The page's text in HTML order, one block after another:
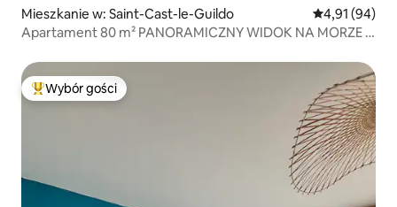
Mieszkanie w: Saint-Cast-le-Guildo Średnia
4,91 (94)
Apartament 80 m² PANORAMICZNY WIDOK NA MORZE 3
Najpopularniejsze z kategorii Wybór gości
Wybór gości